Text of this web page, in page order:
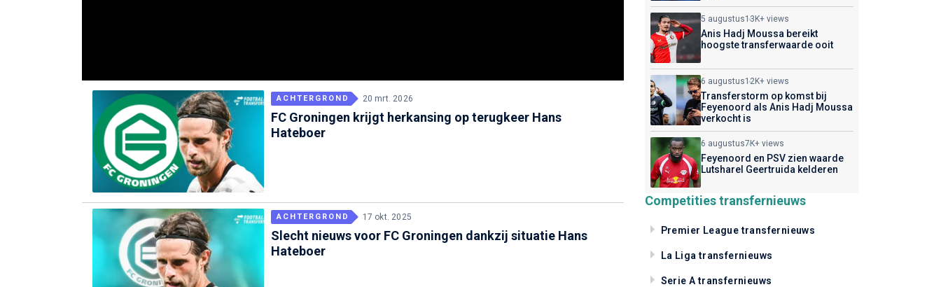
ACHTERGROND 20 mrt. 2026
FC Groningen krijgt herkansing op terugkeer Hans
Hateboer
ACHTERGROND 17 okt. 2025
Slecht nieuws voor FC Groningen dankzij situatie Hans
Hateboer
5 augustus13K+ views
Anis Hadj Moussa bereikt
hoogste transferwaarde ooit
6 augustus12K+ views
Transferstorm op komst bij
Feyenoord als Anis Hadj Moussa
verkocht is
6 augustus7K+ views
Feyenoord en PSV zien waarde
Lutsharel Geertruida kelderen
Competities transfernieuws
Premier League transfernieuws
La Liga transfernieuws
Serie A transfernieuws